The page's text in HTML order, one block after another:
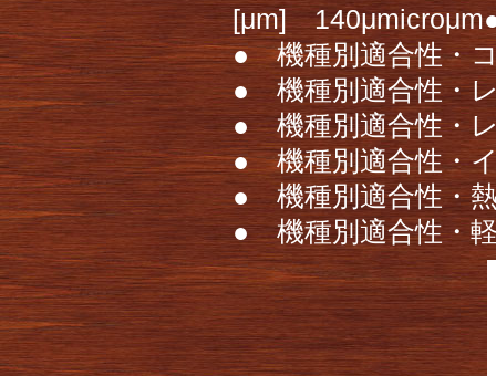
[μm]
● 機種別適合性・
● 機種別適合性・
● 機種別適合性・
● 機種別適合性・
● 機種別適合性・
● 機種別適合性・